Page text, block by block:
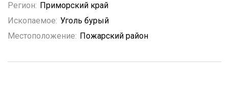
Регион: Приморский край
Ископаемое: Уголь бурый
Местоположение: Пожарский район